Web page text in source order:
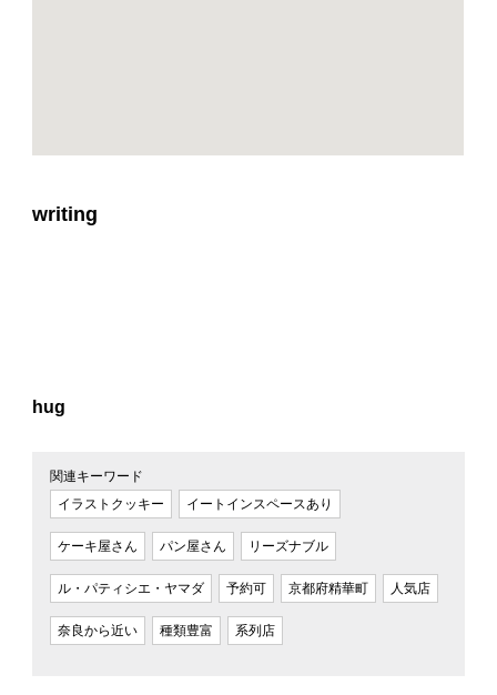
writing
hug
関連キーワード
イラストクッキー
イートインスペースあり
ケーキ屋さん パン屋さん リーズナブル
ル・パティシエ・ヤマダ 予約可 京都府精華町 人気店
奈良から近い 種類豊富 系列店